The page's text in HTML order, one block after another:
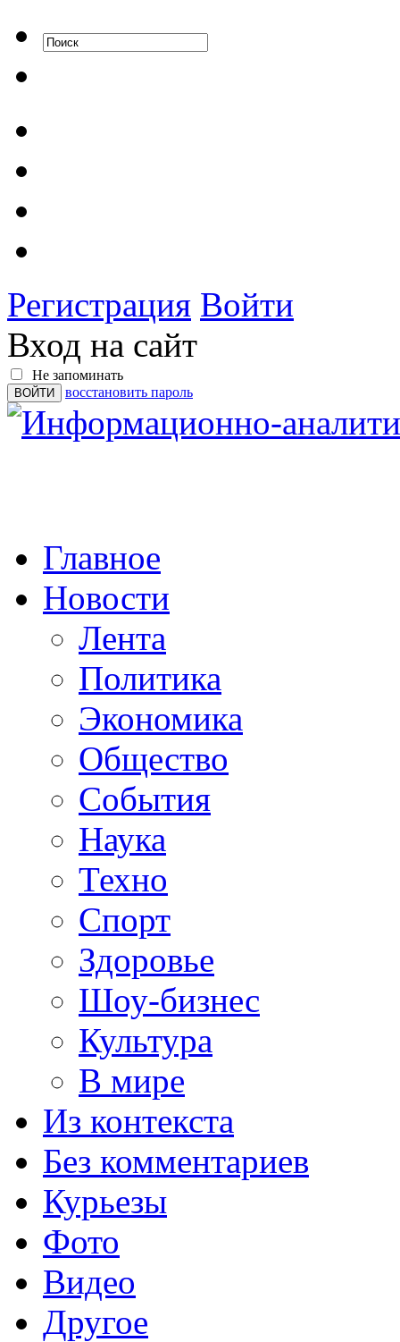
Регистрация Войти
Вход на сайт
Не запоминать
восстановить пароль
Главное
Новости
Лента
Политика
Экономика
Общество
События
Наука
Техно
Спорт
Здоровье
Шоу-бизнес
Культура
В мире
Из контекста
Без комментариев
Курьезы
Фото
Видео
Другое